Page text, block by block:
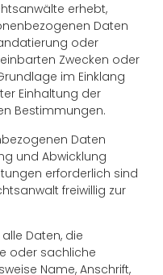
erhebt,
Daten
oder
Zwecken oder
im Einklang
Einhaltung der
Bestimmungen.
Daten
und Abwicklung
erforderlich sind
freiwillig zur
Daten, die
oder sachliche
Name, Anschrift,